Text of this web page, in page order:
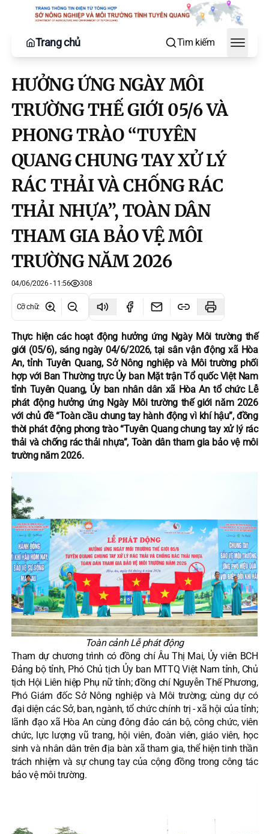
Trang chủ Tìm kiếm
Toggle
HƯỞNG ỨNG NGÀY MÔI
TRƯỜNG THẾ GIỚI 05/6 VÀ
PHONG TRÀO “TUYÊN
QUANG CHUNG TAY XỬ LÝ
RÁC THẢI VÀ CHỐNG RÁC
THẢI NHỰA”, TOÀN DÂN
THAM GIA BẢO VỆ MÔI
TRƯỜNG NĂM 2026
04/06/2026 - 11:56 308
Cỡ chữ:
Thực hiện các hoạt động hưởng ứng Ngày Môi trường thế
giới (05/6), sáng ngày 04/6/2026, tại sân vận động xã Hòa
An, tỉnh Tuyên Quang, Sở Nông nghiệp và Môi trường phối
hợp với Ban Thường trực Ủy ban Mặt trận Tổ quốc Việt Nam
tỉnh Tuyên Quang, Ủy ban nhân dân xã Hòa An tổ chức Lễ
phát động hưởng ứng Ngày Môi trường thế giới năm 2026
với chủ đề “Toàn cầu chung tay hành động vì khí hậu”, đồng
thời phát động phong trào “Tuyên Quang chung tay xử lý rác
thải và chống rác thải nhựa”, Toàn dân tham gia bảo vệ môi
trường năm 2026.
Toàn cảnh Lễ phát động
Tham dự chương trình có đồng chí Âu Thị Mai, Ủy viên BCH
Đảng bộ tỉnh, Phó Chủ tịch Ủy ban MTTQ Việt Nam tỉnh, Chủ
tịch Hội Liên hiệp Phụ nữ tỉnh; đồng chí Nguyễn Thế Phương,
Phó Giám đốc Sở Nông nghiệp và Môi trường; cùng dự có
đại diện các Sở, ban, ngành, tổ chức chính trị - xã hội của tỉnh;
lãnh đạo xã Hòa An cùng đông đảo cán bộ, công chức, viên
chức, lực lượng vũ trang, hội viên, đoàn viên, giáo viên, học
sinh và nhân dân trên địa bàn xã tham gia, thể hiện tinh thần
trách nhiệm và sự chung tay của cộng đồng trong công tác
bảo vệ môi trường.